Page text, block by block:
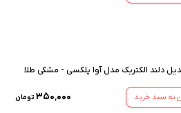
دلند الکتریک مدل آوا پلکسی - مشکی طلا
به سبد خرید ۳۵۰٬۰۰۰ تومان